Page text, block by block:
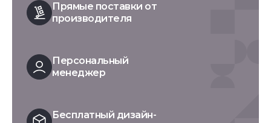
Прямые поставки от
производителя
Персональный
менеджер
Бесплатный дизайн-